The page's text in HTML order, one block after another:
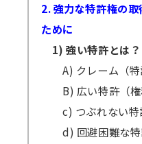
2. 強力な特許権の
ために
1) 強い特許とは？
A) クレーム（特
B) 広い特許（権
c) つぶれない特
d) 回避困難な特